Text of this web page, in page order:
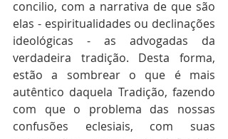
concilio, com a narrativa de que são
elas - espiritualidades ou declinações
ideológicas - as advogadas da
verdadeira tradição. Desta forma,
estão a sombrear o que é mais
autêntico daquela Tradição, fazendo
com que o problema das nossas
confusões eclesiais, com suas